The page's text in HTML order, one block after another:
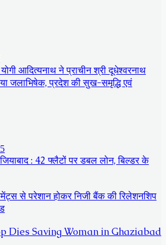
आदित्यनाथ ने प्राचीन श्री दूधेश्वरनाथ
जलाभिषेक, प्रदेश की सुख-समृद्धि एवं
: 42 फ्लैटों पर डबल लोन, बिल्डर के
से परेशान होकर निजी बैंक की रिलेशनशिप
Dies Saving Woman in Ghaziabad